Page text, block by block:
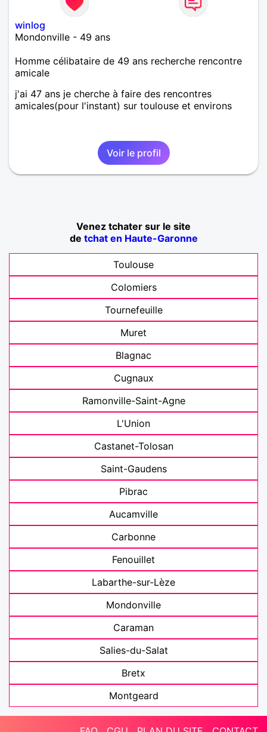
winlog
Mondonville - 49 ans
Homme célibataire de 49 ans recherche rencontre
amicale
j'ai 47 ans je cherche à faire des rencontres
amicales(pour l'instant) sur toulouse et environs
Voir le profil
Venez tchater sur le site
de tchat en Haute-Garonne
Toulouse
Colomiers
Tournefeuille
Muret
Blagnac
Cugnaux
Ramonville-Saint-Agne
L'Union
Castanet-Tolosan
Saint-Gaudens
Pibrac
Aucamville
Carbonne
Fenouillet
Labarthe-sur-Lèze
Mondonville
Caraman
Salies-du-Salat
Bretx
Montgeard